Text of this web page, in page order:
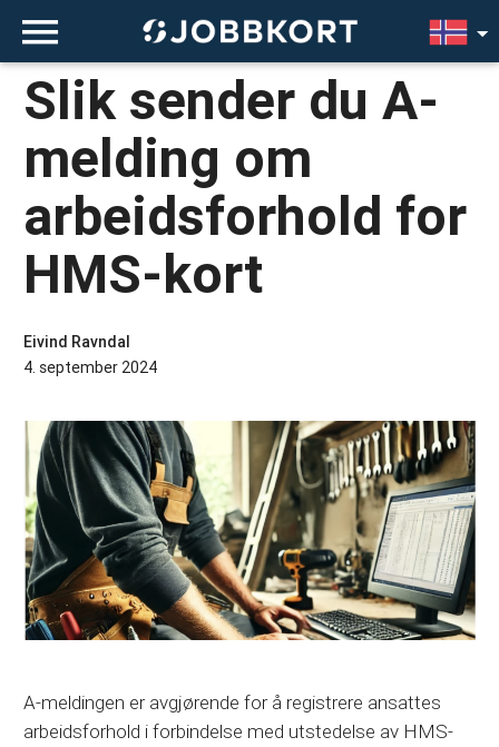
Slik sender du A-
melding om
arbeidsforhold for
HMS-kort
Eivind Ravndal
4. september 2024
A-meldingen er avgjørende for å registrere ansattes
arbeidsforhold i forbindelse med utstedelse av HMS-